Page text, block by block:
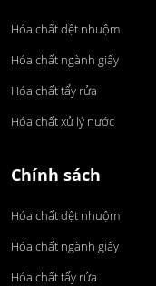
Hóa chất dệt nhuộm
Hóa chất ngành giấy
Hóa chất tẩy rửa
Hóa chất xử lý nước
Chính sách
Hóa chất dệt nhuộm
Hóa chất ngành giấy
Hóa chất tẩy rửa